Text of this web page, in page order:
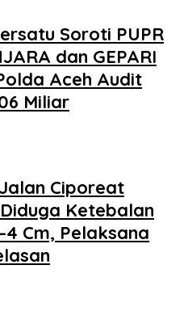
Soroti PUPR
dan GEPARI
Aceh Audit
Miliar
Ciporeat
Ketebalan
Cm, Pelaksana